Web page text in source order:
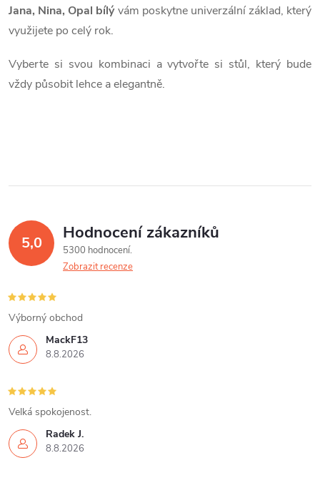
Jana, Nina, Opal bílývám poskytne univerzální základ, který
využijete po celý rok.
Vyberte si svou kombinaci a vytvořte si stůl, který bude
vždy působit lehce a elegantně.
5,0 Hodnocení zákazníků
5300 hodnocení
Zobrazit recenze
MackF13
8.8.2026
Výborný obchod
Radek J.
8.8.2026
Velká spokojenost.